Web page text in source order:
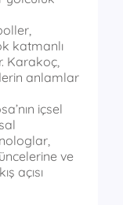
katmanlı
Karakoç,
anlamlar
içsel
ve
açısı